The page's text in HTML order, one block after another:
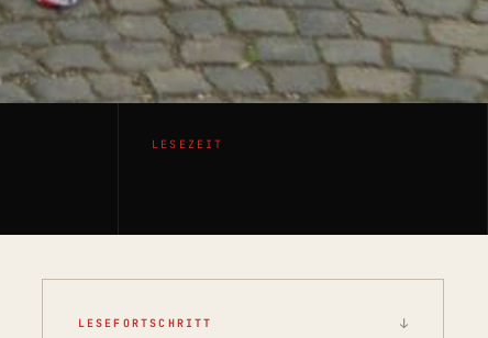
LESEZEIT
LESEFORTSCHRITT ↓